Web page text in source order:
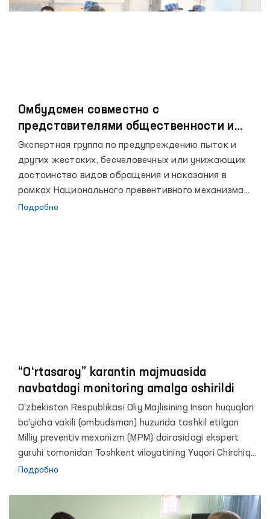
Омбудсмен совместно с
представителями общественности и
СМИ начал мониторинговые посещения
пенитенциарных учреждений для
предотвращения пыток.
Экспертная группа по предупреждению пыток и
других жестоких, бесчеловечных или унижающих
достоинство видов обращения и наказания в
рамках Национального превентивного механизма
при Уполномоченном Олий Мажлиса по правам
Подробно
“O‘rtasaroy” karantin majmuasida
navbatdagi monitoring amalga oshirildi
O‘zbekiston Respublikasi Oliy Majlisining Inson huquqlari
bo‘yicha vakili (ombudsman) huzurida tashkil etilgan
Milliy preventiv mexanizm (MPM) doirasidagi ekspert
guruhi tomonidan Toshkent viloyatining Yuqori Chirchiq
tumanida joylashgan koronavirus infeksiyasini
karantinda saqlashga moslashtirilgan majmua, yaʼni
“O‘rtasaroy” karantin majmuasida joriy yilning 27 avgust
Подробно